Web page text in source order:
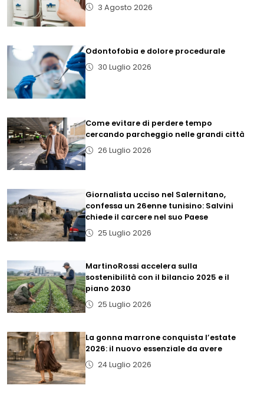
3 Agosto 2026
Odontofobia e dolore procedurale
30 Luglio 2026
Come evitare di perdere tempo
cercando parcheggio nelle grandi città
26 Luglio 2026
Giornalista ucciso nel Salernitano,
confessa un 26enne tunisino: Salvini
chiede il carcere nel suo Paese
25 Luglio 2026
MartinoRossi accelera sulla
sostenibilità con il bilancio 2025 e il
piano 2030
25 Luglio 2026
La gonna marrone conquista l’estate
2026: il nuovo essenziale da avere
24 Luglio 2026